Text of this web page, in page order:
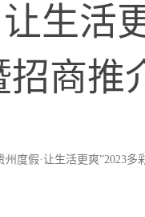
生活
商推
度假·让生活更爽”2023